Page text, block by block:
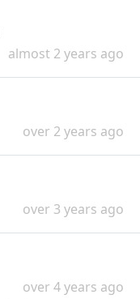
almost 2 years ago
over 2 years ago
over 3 years ago
over 4 years ago